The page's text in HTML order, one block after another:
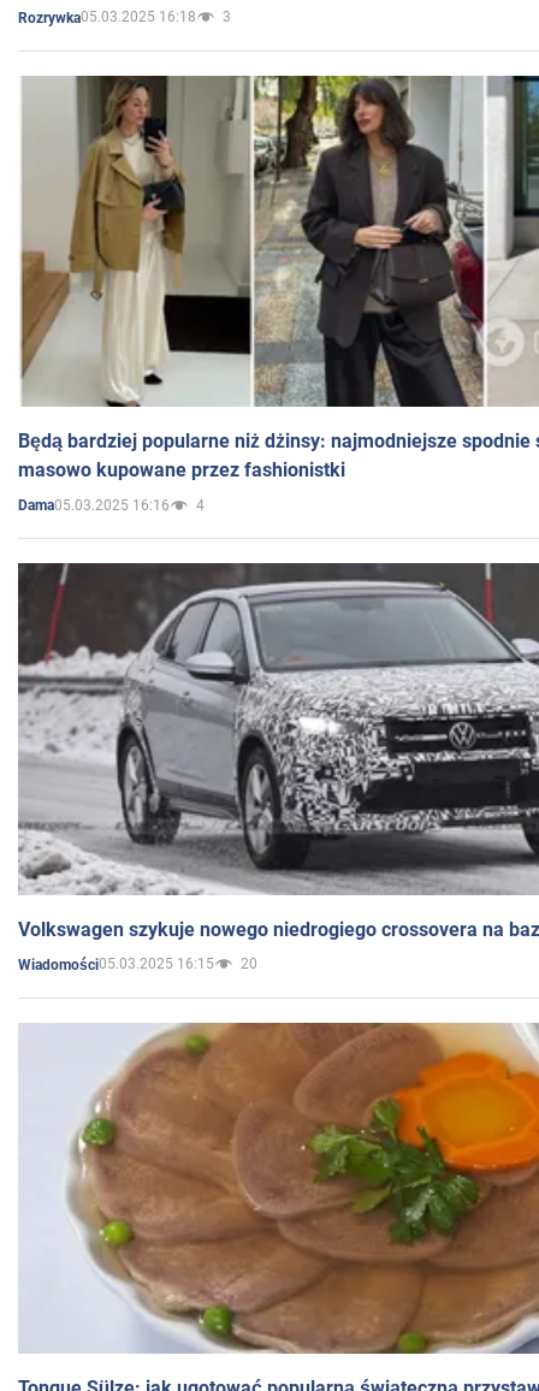
Rozrywka05.03.2025 16:18 3
Będą bardziej popularne niż dżinsy: najmodniejsze spodnie
masowo kupowane przez fashionistki
Dama05.03.2025 16:16 4
Volkswagen szykuje nowego niedrogiego crossovera na
Wiadomości05.03.2025 16:15 20